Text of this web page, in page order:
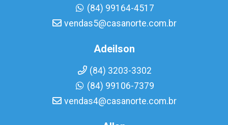
(84) 99164-4517
vendas5@casanorte.com.br
Adeilson
(84) 3203-3302
(84) 99106-7379
vendas4@casanorte.com.br